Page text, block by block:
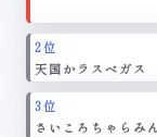
2位
天国かラスベガス
3位
さいころちゃらみ